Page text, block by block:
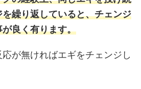
繰り返していると、チェンジ
良く有ります。
が無ければエギをチェンジし